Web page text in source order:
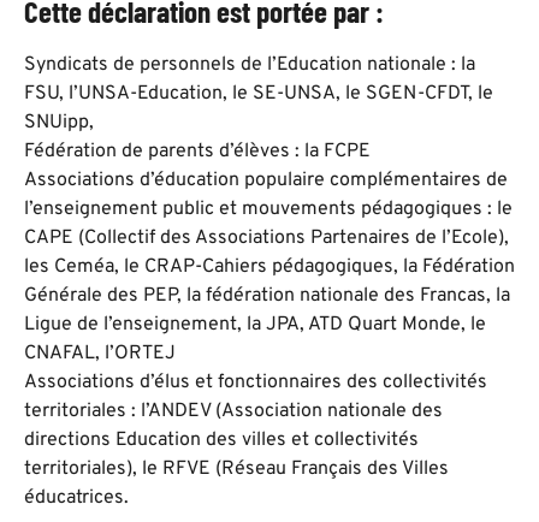
Cette déclaration est portée par :
Syndicats de personnels de l’Education nationale : la
FSU, l’UNSA-Education, le SE-UNSA, le SGEN-CFDT, le
SNUipp,
Fédération de parents d’élèves : la FCPE
Associations d’éducation populaire complémentaires de
l’enseignement public et mouvements pédagogiques : le
CAPE (Collectif des Associations Partenaires de l’Ecole),
les Ceméa, le CRAP-Cahiers pédagogiques, la Fédération
Générale des PEP, la fédération nationale des Francas, la
Ligue de l’enseignement, la JPA, ATD Quart Monde, le
CNAFAL, l’ORTEJ
Associations d’élus et fonctionnaires des collectivités
territoriales : l’ANDEV (Association nationale des
directions Education des villes et collectivités
territoriales), le RFVE (Réseau Français des Villes
éducatrices.